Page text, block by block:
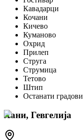
Кавадарци
Кочани
Кичево
Куманово
Охрид
Прилеп
Струга
Струмица
Тетово
Штип
Останати градови
Хани, Гевгелија